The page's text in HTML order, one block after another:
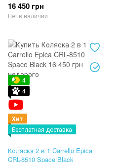
16 450 грн
Нет в наличии
4
4
Хит
Бесплатная доставка
Коляска 2 в 1 Carrello Epica
CRL-8510 Space Black